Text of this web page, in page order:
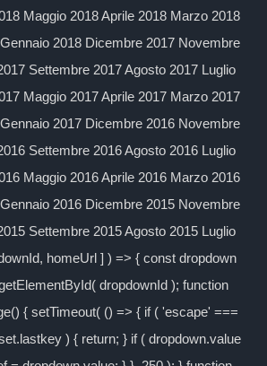
Maggio 2018 Aprile 2018 Marzo 2018
2018 Dicembre 2017 Novembre
Settembre 2017 Agosto 2017 Luglio
Maggio 2017 Aprile 2017 Marzo 2017
2017 Dicembre 2016 Novembre
Settembre 2016 Agosto 2016 Luglio
Maggio 2016 Aprile 2016 Marzo 2016
2016 Dicembre 2015 Novembre
Settembre 2015 Agosto 2015 Luglio
homeUrl ] ) => { const dropdown
dropdownId ); function
{ setTimeout( () => { if ( 'escape' ===
) { return; } if ( dropdown.value